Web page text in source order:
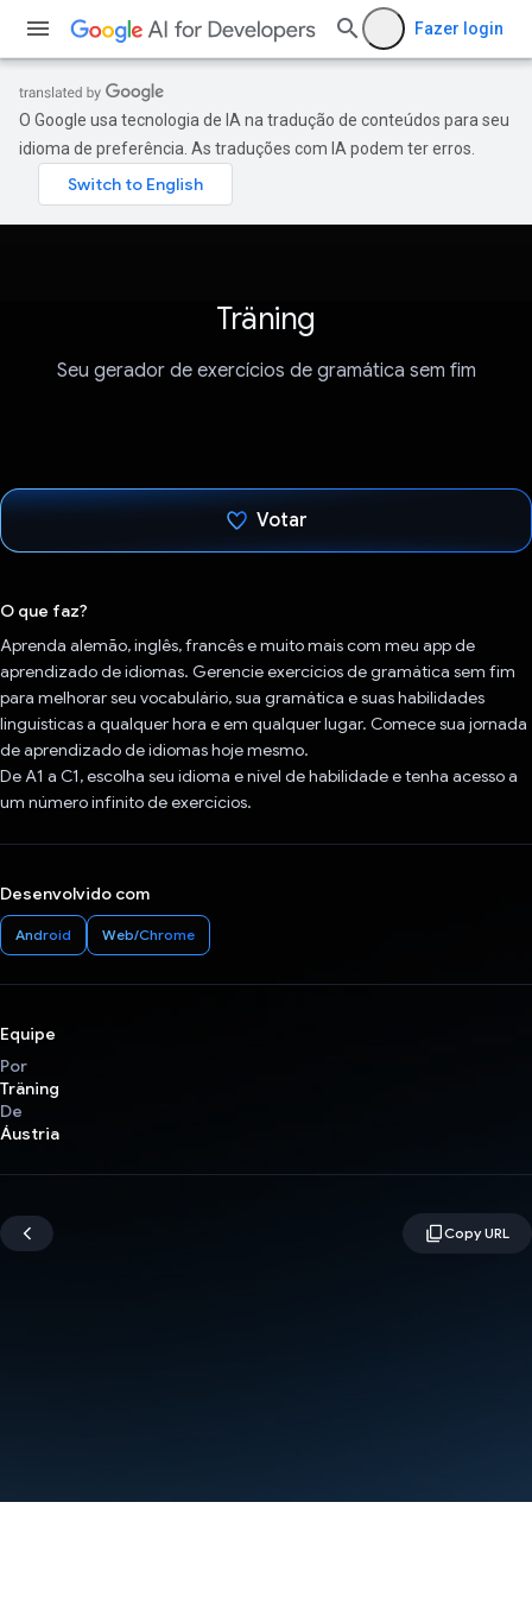
Fazer login
O Google usa tecnologia de IA na tradução de conteúdos para seu
idioma de preferência. As traduções com IA podem ter erros.
Träning
Seu gerador de exercícios de gramática sem fim
Votar
O que faz?
Aprenda alemão, inglês, francês e muito mais com meu app de
aprendizado de idiomas. Gerencie exercícios de gramática sem fim
para melhorar seu vocabulário, sua gramática e suas habilidades
linguísticas a qualquer hora e em qualquer lugar. Comece sua jornada
de aprendizado de idiomas hoje mesmo.
De A1 a C1, escolha seu idioma e nível de habilidade e tenha acesso a
um número infinito de exercícios.
Desenvolvido com
Android Web/Chrome
Equipe
Por
Träning
De
Áustria